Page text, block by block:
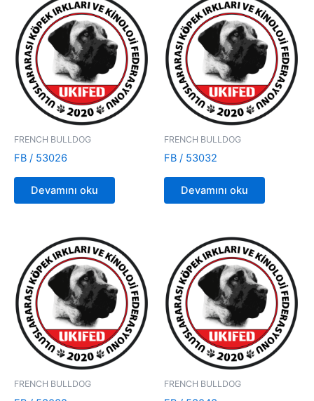
FRENCH BULLDOG
FB / 53026
Devamını oku
FRENCH BULLDOG
FB / 53032
Devamını oku
FRENCH BULLDOG FRENCH BULLDOG